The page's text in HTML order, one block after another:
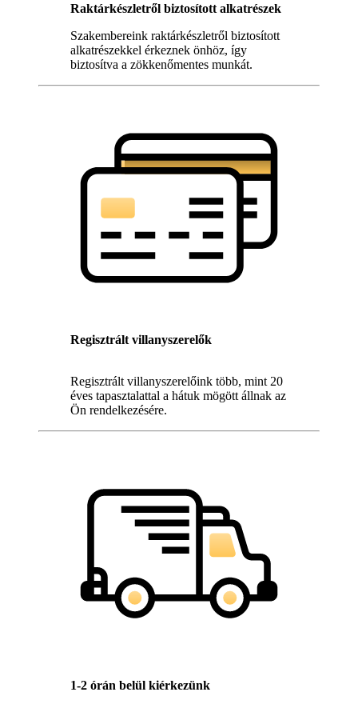
Raktárkészletről biztosított alkatrészek
Szakembereink raktárkészletről biztosított
alkatrészekkel érkeznek önhöz, így
biztosítva a zökkenőmentes munkát.
Regisztrált villanyszerelők
Regisztrált villanyszerelőink több, mint 20
éves tapasztalattal a hátuk mögött állnak az
Ön rendelkezésére.
1-2 órán belül kiérkezünk